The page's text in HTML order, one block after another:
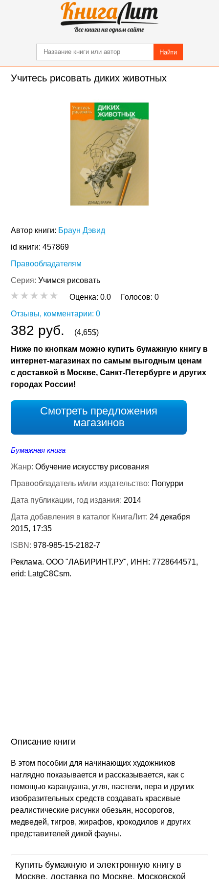
Найти
Учитесь рисовать диких животных
Автор книги: Браун Дэвид
id книги: 457869
Правообладателям
Серия:Учимся рисовать
Оценка:0.0 Голосов:0
Отзывы, комментарии: 0
382 руб.
(4,65$)
Ниже по кнопкам можно купить бумажную книгу в
интернет-магазинах по самым выгодным ценам
с доставкой в Москве, Санкт-Петербурге и других
городах России!
Смотреть предложения
магазинов
Бумажная книга
Жанр:Обучение искусству рисования
Правообладатель и/или издательство: Попурри
Дата публикации, год издания: 2014
Дата добавления в каталог КнигаЛит: 24 декабря
2015, 17:35
ISBN:978-985-15-2182-7
Реклама. ООО "ЛАБИРИНТ.РУ", ИНН: 7728644571,
erid: LatgC8Csm.
Описание книги
В этом пособии для начинающих художников
наглядно показывается и рассказывается, как с
помощью карандаша, угля, пастели, пера и других
изобразительных средств создавать красивые
реалистические рисунки обезьян, носорогов,
медведей, тигров, жирафов, крокодилов и других
представителей дикой фауны.
Купить бумажную и электронную книгу в
Москве, доставка по Москве, Московской